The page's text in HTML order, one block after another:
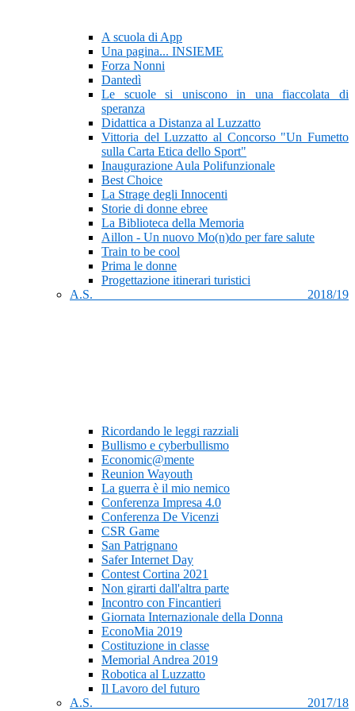
A scuola di App
Una pagina... INSIEME
Forza Nonni
Dantedì
Le scuole si uniscono in una fiaccolata di
speranza
Didattica a Distanza al Luzzatto
Vittoria del Luzzatto al Concorso "Un Fumetto
sulla Carta Etica dello Sport"
Inaugurazione Aula Polifunzionale
Best Choice
La Strage degli Innocenti
Storie di donne ebree
La Biblioteca della Memoria
Aillon - Un nuovo Mo(n)do per fare salute
Train to be cool
Prima le donne
Progettazione itinerari turistici
A.S. 2018/19
Ricordando le leggi razziali
Bullismo e cyberbullismo
Economic@mente
Reunion Wayouth
La guerra è il mio nemico
Conferenza Impresa 4.0
Conferenza De Vicenzi
CSR Game
San Patrignano
Safer Internet Day
Contest Cortina 2021
Non girarti dall'altra parte
Incontro con Fincantieri
Giornata Internazionale della Donna
EconoMia 2019
Costituzione in classe
Memorial Andrea 2019
Robotica al Luzzatto
Il Lavoro del futuro
A.S. 2017/18